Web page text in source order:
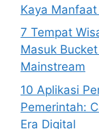
Kaya
7 Tempat
Masuk
Mainstream
10 Aplikasi
Pemerintah:
Era Digital